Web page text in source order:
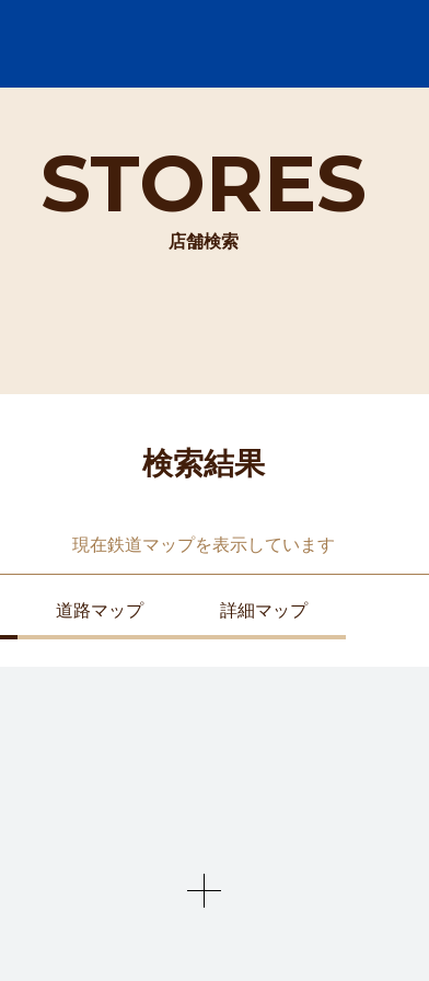
STORES
店舗検索
検索結果
現在鉄道マップを表示しています
道路マップ 詳細マップ